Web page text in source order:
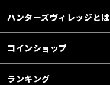
ハンターズヴィレッジとは
コインショップ
ランキング